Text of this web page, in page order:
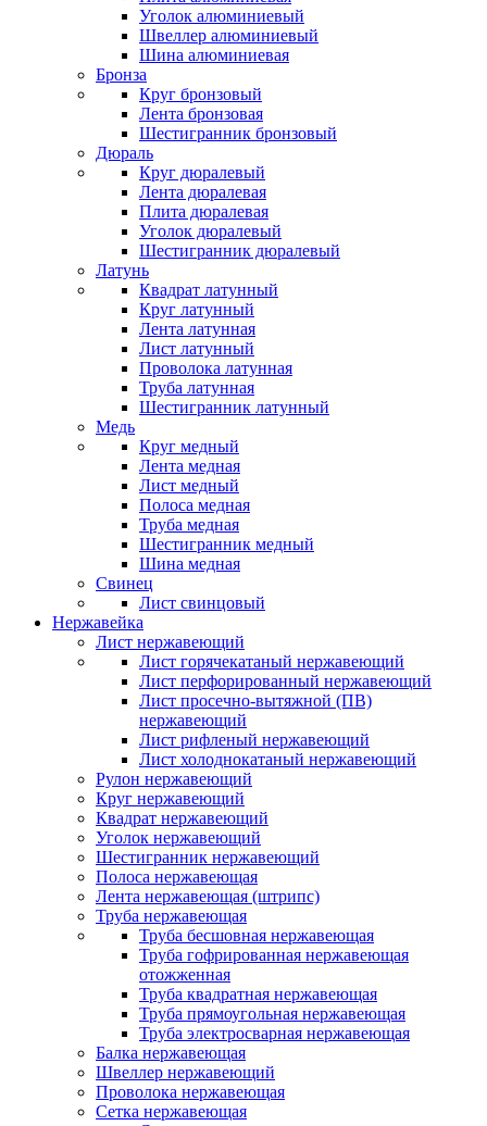
Уголок алюминиевый
Швеллер алюминиевый
Шина алюминиевая
Бронза
Круг бронзовый
Лента бронзовая
Шестигранник бронзовый
Дюраль
Круг дюралевый
Лента дюралевая
Плита дюралевая
Уголок дюралевый
Шестигранник дюралевый
Латунь
Квадрат латунный
Круг латунный
Лента латунная
Лист латунный
Проволока латунная
Труба латунная
Шестигранник латунный
Медь
Круг медный
Лента медная
Лист медный
Полоса медная
Труба медная
Шестигранник медный
Шина медная
Свинец
Лист свинцовый
Нержавейка
Лист нержавеющий
Лист горячекатаный нержавеющий
Лист перфорированный нержавеющий
Лист просечно-вытяжной (ПВ)
нержавеющий
Лист рифленый нержавеющий
Лист холоднокатаный нержавеющий
Рулон нержавеющий
Круг нержавеющий
Квадрат нержавеющий
Уголок нержавеющий
Шестигранник нержавеющий
Полоса нержавеющая
Лента нержавеющая (штрипс)
Труба нержавеющая
Труба бесшовная нержавеющая
Труба гофрированная нержавеющая
отожженная
Труба квадратная нержавеющая
Труба прямоугольная нержавеющая
Труба электросварная нержавеющая
Балка нержавеющая
Швеллер нержавеющий
Проволока нержавеющая
Сетка нержавеющая